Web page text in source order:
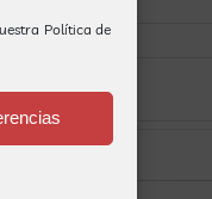
Política de